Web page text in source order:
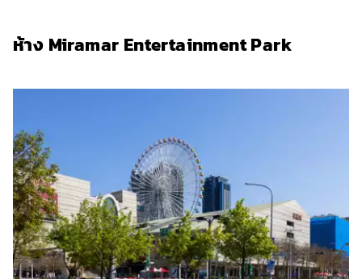
ห้าง Miramar Entertainment Park